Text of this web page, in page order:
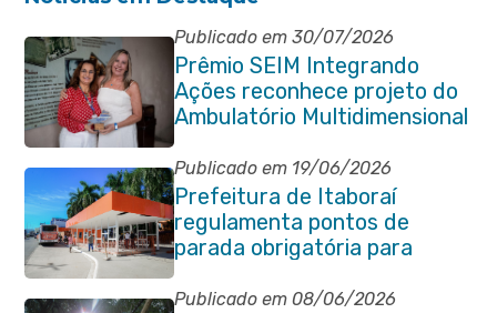
Publicado em 30/07/2026
Prêmio SEIM Integrando
Ações reconhece projeto do
Ambulatório Multidimensional
da Pessoa Idosa de Itaboraí
Publicado em 19/06/2026
Prefeitura de Itaboraí
regulamenta pontos de
parada obrigatória para
transporte coletivo na
Avenida 22 de Maio
Publicado em 08/06/2026